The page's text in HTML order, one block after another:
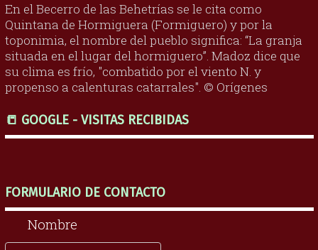
En el Becerro de las Behetrías se le cita como
Quintana de Hormiguera (Formiguero) y por la
toponimia, el nombre del pueblo significa: “La granja
situada en el lugar del hormiguero”. Madoz dice que
su clima es frío, "combatido por el viento N. y
propenso a calenturas catarrales". © Orígenes
📒 GOOGLE - VISITAS RECIBIDAS
FORMULARIO DE CONTACTO
Nombre